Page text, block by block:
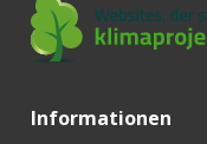
Informationen